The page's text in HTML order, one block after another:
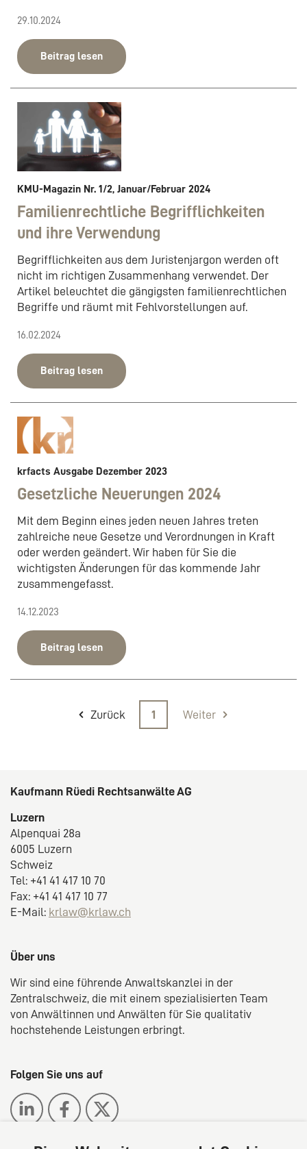
29.10.2024
Beitrag lesen
KMU-Magazin Nr. 1/2, Januar/Februar 2024
Familienrechtliche Begrifflichkeiten
und ihre Verwendung
Begrifflichkeiten aus dem Juristenjargon werden oft
nicht im richtigen Zusammenhang verwendet. Der
Artikel beleuchtet die gängigsten familienrechtlichen
Begriffe und räumt mit Fehlvorstellungen auf.
16.02.2024
Beitrag lesen
krfacts Ausgabe Dezember 2023
Gesetzliche Neuerungen 2024
Mit dem Beginn eines jeden neuen Jahres treten
zahlreiche neue Gesetze und Verordnungen in Kraft
oder werden geändert. Wir haben für Sie die
wichtigsten Änderungen für das kommende Jahr
zusammengefasst.
14.12.2023
Beitrag lesen
Zurück 1 Weiter
Kaufmann Rüedi Rechtsanwälte AG
Luzern
Alpenquai 28a
6005 Luzern
Schweiz
Tel: +41 41 417 10 70
Fax: +41 41 417 10 77
E-Mail: krlaw@krlaw.ch
Über uns
Wir sind eine führende Anwaltskanzlei in der
Zentralschweiz, die mit einem spezialisierten Team
von Anwältinnen und Anwälten für Sie qualitativ
hochstehende Leistungen erbringt.
Folgen Sie uns auf